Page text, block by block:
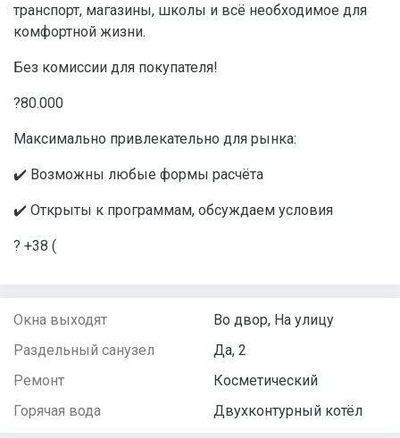
транспорт, магазины, школы и всё необходимое для
комфортной жизни.
Без комиссии для покупателя!
?80.000
Максимально привлекательно для рынка:
✔️ Возможны любые формы расчёта
✔️ Открыты к программам, обсуждаем условия
? +38 (
Окна выходят
Во двор, На улицу
Раздельный санузел
Да, 2
Ремонт
Косметический
Горячая вода
Двухконтурный котёл